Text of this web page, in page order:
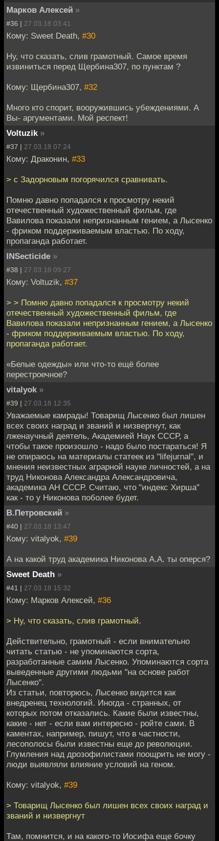
Марков Алексей »
#36 | 27.03.18 03:41
Кому: Sweet Death, #30
Ну, что сказать, слив грамотный. Самое время
извиниться перед Щербина307, по пунктам ?
Кому: Щербина307, #32
Много кто спорит, вооружившись убеждениями. А
Вы- аргументами. Мой респект!
Voltuzik »
#37 | 27.03.18 07:24
Кому: Драконин, #33
> с Задорновым погорячился сравнивать.
Помню давно попадался к просмотру некий
отечественный художественный фильм, где
Вавилова показали непризнанным гением, а Лысенко
- фриком поддерживаемым властью. По ходу,
пропаганда работает.
INSecticide »
#38 | 27.03.18 09:27
Кому: Voltuzik, #37
> > Помню давно попадался к просмотру некий
отечественный художественный фильм, где
Вавилова показали непризнанным гением, а Лысенко
- фриком поддерживаемым властью. По ходу,
пропаганда работает.
«Белые одежды» или что-то ещё более
перестроечное?
vitalyok »
#39 | 27.03.18 12:35
Уважаемые камрады! Товарищ Лысенко был лишен
всех своих наград и званий и низвергнут, как
лженаучный деятель, Академией Наук СССР, а
чтобы такое произошло - надо было постараться! Я
не опираюсь на материалы статеек из "lifejurnal", и
мнения неизвестных аграрной науке личностей, а на
труд Никонова Александра Александровича,
академика АН СССР. Считаю, что "индекс Хирша"
как - то у Никонова поболее будет.
В.Петровский »
#40 | 27.03.18 13:47
Кому: vitalyok, #39
А на какой труд академика Никонова А.А. ты оперся?
Sweet Death »
#41 | 27.03.18 15:32
Кому: Марков Алексей, #36
> Ну, что сказать, слив грамотный.
Действительно, грамотный - если внимательно
читать статью - не упоминаются сорта,
разработанные самим Лысенко. Упоминаются сорта
выведенные другими людьми "на основе работ
Лысенко".
Из статьи, повторюсь, Лысенко видится как
внедренец технологий. Иногда - странных, от
которых потом отказались. Какие были известны,
какие - нет - если вам интересно - ройте сами. В
каментах, например, пишут, что в частности,
лесополосы были известны еще до революции.
Глумления над дрозофилистами поощрить не могу -
люди выявляли влияние условий на геном.
Кому: vitalyok, #39
> Товарищ Лысенко был лишен всех своих наград и
званий и низвергнут
Там, помнится, и на какого-то Иосифа еще бочку